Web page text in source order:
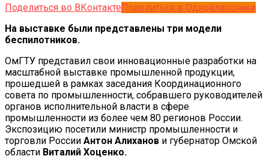
Поделиться во ВКонтакте Поделиться в Одноклассники
На выставке были представлены три модели
беспилотников.
ОмГТУ представил свои инновационные разработки на
масштабной выставке промышленной продукции,
прошедшей в рамках заседания Координационного
совета по промышленности, собравшего руководителей
органов исполнительной власти в сфере
промышленности из более чем 80 регионов России.
Экспозицию посетили министр промышленности и
торговли России Антон Алиханов и губернатор Омской
области Виталий Хоценко.